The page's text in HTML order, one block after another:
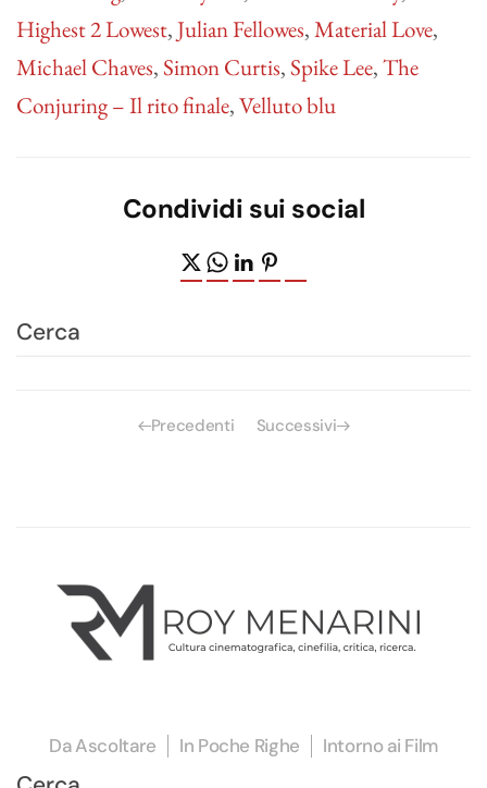
Highest 2 Lowest,Julian Fellowes,Material Love,
Michael Chaves,Simon Curtis,Spike Lee,The
Conjuring – Il rito finale,Velluto blu
Condividi sui social
Precedenti Successivi
Da Ascoltare In Poche Righe Intorno ai Film